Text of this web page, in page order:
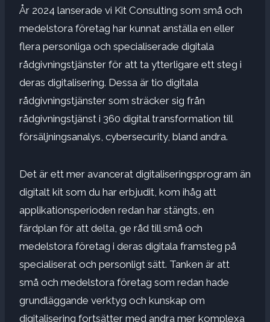
År 2024 lanserade vi Kit Consulting som små och
medelstora företag har kunnat anställa en eller
flera personliga och specialiserade digitala
rådgivningstjänster för att ta ytterligare ett steg i
deras digitalisering. Dessa är tio digitala
rådgivningstjänster som sträcker sig från
rådgivningstjänst i 360 digital transformation till
försäljningsanalys, cybersecurity, bland andra.
Det är ett mer avancerat digitaliseringsprogram än
digitalt kit som du har erbjudit, kom ihåg att
applikationsperioden redan har stängts, en
färdplan för att delta, ge råd till små och
medelstora företag i deras digitala framsteg på
specialiserat och personligt sätt. Tanken är att
små och medelstora företag som redan hade
grundläggande verktyg och kunskap om
digitalisering fortsätter med andra mer komplexa